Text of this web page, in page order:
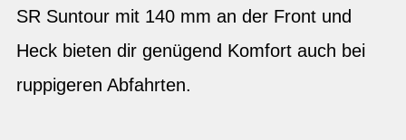
SR Suntour mit 140 mm an der Front und
Heck bieten dir genügend Komfort auch bei
ruppigeren Abfahrten.